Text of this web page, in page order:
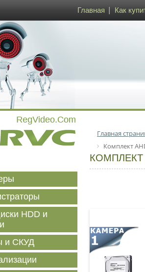
Главная Как
Главная
Комплект
КОМПЛЕКТ
HDD и
и СКУД